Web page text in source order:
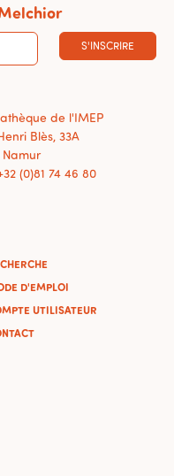
S'INSCRIRE
de l'IMEP
Blès, 33A
Namur
(0)81 74 46 80
D'EMPLOI
UTILISATEUR